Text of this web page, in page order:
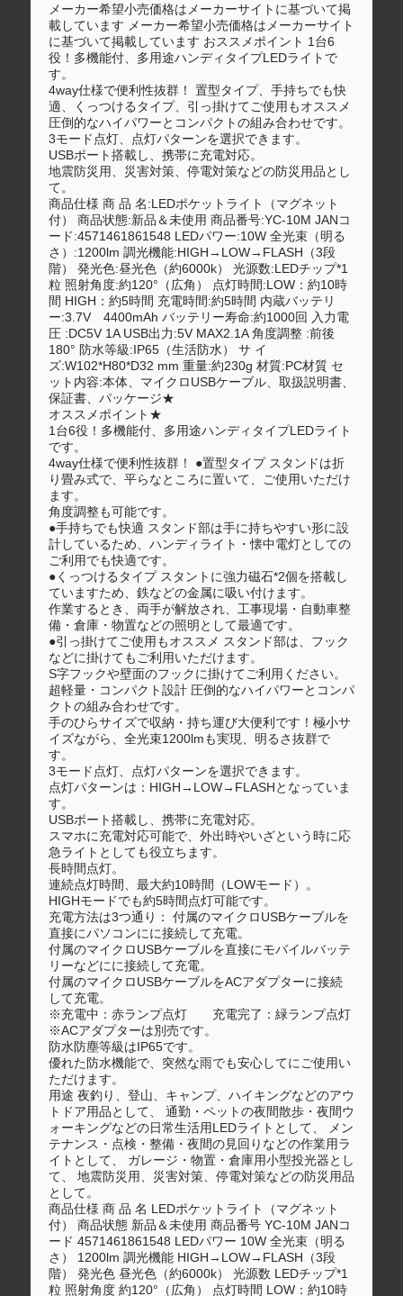
メーカー希望小売価格はメーカーサイトに基づいて掲
載しています メーカー希望小売価格はメーカーサイト
に基づいて掲載しています おススメポイント 1台6
役！多機能付、多用途ハンディタイプLEDライトで
す。
4way仕様で便利性抜群！ 置型タイプ、手持ちでも快
適、くっつけるタイプ、引っ掛けてご使用もオススメ
圧倒的なハイパワーとコンパクトの組み合わせです。
3モード点灯、点灯パターンを選択できます。
USBポート搭載し、携帯に充電対応。
地震防災用、災害対策、停電対策などの防災用品とし
て。
商品仕様 商 品 名:LEDポケットライト（マグネット
付） 商品状態:新品＆未使用 商品番号:YC-10M JANコ
ード:4571461861548 LEDパワー:10W 全光束（明る
さ）:1200lm 調光機能:HIGH→LOW→FLASH（3段
階） 発光色:昼光色（約6000k） 光源数:LEDチップ*1
粒 照射角度:約120°（広角） 点灯時間:LOW：約10時
間 HIGH：約5時間 充電時間:約5時間 内蔵バッテリ
ー:3.7V 4400mAh バッテリー寿命:約1000回 入力電
圧 :DC5V 1A USB出力:5V MAX2.1A 角度調整 :前後
180° 防水等級:IP65（生活防水） サ イ
ズ:W102*H80*D32 mm 重量:約230g 材質:PC材質 セ
ット内容:本体、マイクロUSBケーブル、取扱説明書、
保証書、パッケージ★
オススメポイント★
1台6役！多機能付、多用途ハンディタイプLEDライト
です。
4way仕様で便利性抜群！ ●置型タイプ スタンドは折
り畳み式で、平らなところに置いて、ご使用いただけ
ます。
角度調整も可能です。
●手持ちでも快適 スタンド部は手に持ちやすい形に設
計しているため、ハンディライト・懐中電灯としての
ご利用でも快適です。
●くっつけるタイプ スタントに強力磁石*2個を搭載し
ていますため、鉄などの金属に吸い付けます。
作業するとき、両手が解放され、工事現場・自動車整
備・倉庫・物置などの照明として最適です。
●引っ掛けてご使用もオススメ スタンド部は、フック
などに掛けてもご利用いただけます。
S字フックや壁面のフックに掛けてご利用ください。
超軽量・コンパクト設計 圧倒的なハイパワーとコンパ
クトの組み合わせです。
手のひらサイズで収納・持ち運び大便利です！極小サ
イズながら、全光束1200lmも実現、明るさ抜群で
す。
3モード点灯、点灯パターンを選択できます。
点灯パターンは：HIGH→LOW→FLASHとなっていま
す。
USBポート搭載し、携帯に充電対応。
スマホに充電対応可能で、外出時やいざという時に応
急ライトとしても役立ちます。
長時間点灯。
連続点灯時間、最大約10時間（LOWモード）。
HIGHモードでも約5時間点灯可能です。
充電方法は3つ通り： 付属のマイクロUSBケーブルを
直接にパソコンにに接続して充電。
付属のマイクロUSBケーブルを直接にモバイルバッテ
リーなどにに接続して充電。
付属のマイクロUSBケーブルをACアダプターに接続
して充電。
※充電中：赤ランプ点灯 充電完了：緑ランプ点灯
※ACアダプターは別売です。
防水防塵等級はIP65です。
優れた防水機能で、突然な雨でも安心してにご使用い
ただけます。
用途 夜釣り、登山、キャンプ、ハイキングなどのアウ
トドア用品として、 通勤・ペットの夜間散歩・夜間ウ
ォーキングなどの日常生活用LEDライトとして、 メン
テナンス・点検・整備・夜間の見回りなどの作業用ラ
イトとして、 ガレージ・物置・倉庫用小型投光器とし
て、 地震防災用、災害対策、停電対策などの防災用品
として。
商品仕様 商 品 名 LEDポケットライト（マグネット
付） 商品状態 新品＆未使用 商品番号 YC-10M JANコ
ード 4571461861548 LEDパワー 10W 全光束（明る
さ） 1200lm 調光機能 HIGH→LOW→FLASH（3段
階） 発光色 昼光色（約6000k） 光源数 LEDチップ*1
粒 照射角度 約120°（広角） 点灯時間 LOW：約10時